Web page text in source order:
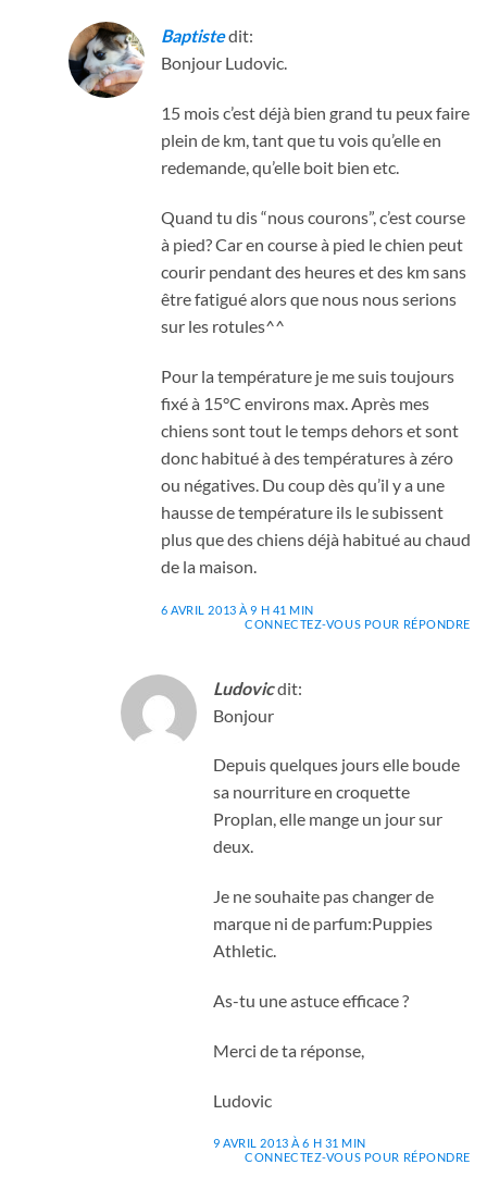
Baptistedit:
Bonjour Ludovic.
15 mois c’est déjà bien grand tu peux faire
plein de km, tant que tu vois qu’elle en
redemande, qu’elle boit bien etc.
Quand tu dis “nous courons”, c’est course
à pied? Car en course à pied le chien peut
courir pendant des heures et des km sans
être fatigué alors que nous nous serions
sur les rotules^^
Pour la température je me suis toujours
fixé à 15°C environs max. Après mes
chiens sont tout le temps dehors et sont
donc habitué à des températures à zéro
ou négatives. Du coup dès qu’il y a une
hausse de température ils le subissent
plus que des chiens déjà habitué au chaud
de la maison.
6 AVRIL 2013 À 9 H 41 MIN
CONNECTEZ-VOUS POUR RÉPONDRE
Ludovicdit:
Bonjour
Depuis quelques jours elle boude
sa nourriture en croquette
Proplan, elle mange un jour sur
deux.
Je ne souhaite pas changer de
marque ni de parfum:Puppies
Athletic.
As-tu une astuce efficace ?
Merci de ta réponse,
Ludovic
9 AVRIL 2013 À 6 H 31 MIN
CONNECTEZ-VOUS POUR RÉPONDRE